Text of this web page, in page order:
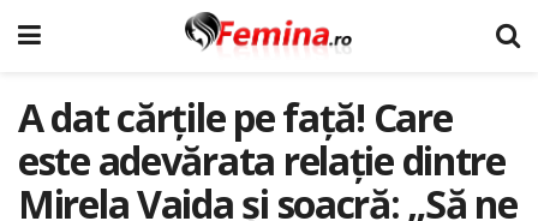
A dat cărțile pe față! Care
este adevărata relație dintre
Mirela Vaida și soacră: „Să ne